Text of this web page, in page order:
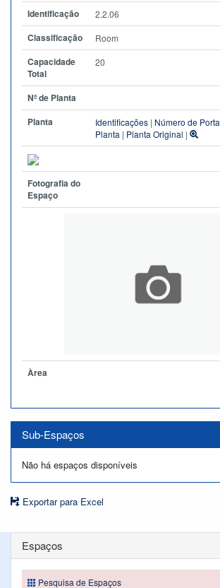
Identificação 2.2.06
Classificação Room
Capacidade
Total
20
Nº de Planta
Planta
Identificações | Número de Porta
Planta | Planta Original |
Fotografia do
Espaço
Àrea
Sub-Espaços
Não há espaços disponíveis
Exportar para Excel
Espaços
Pesquisa de Espaços